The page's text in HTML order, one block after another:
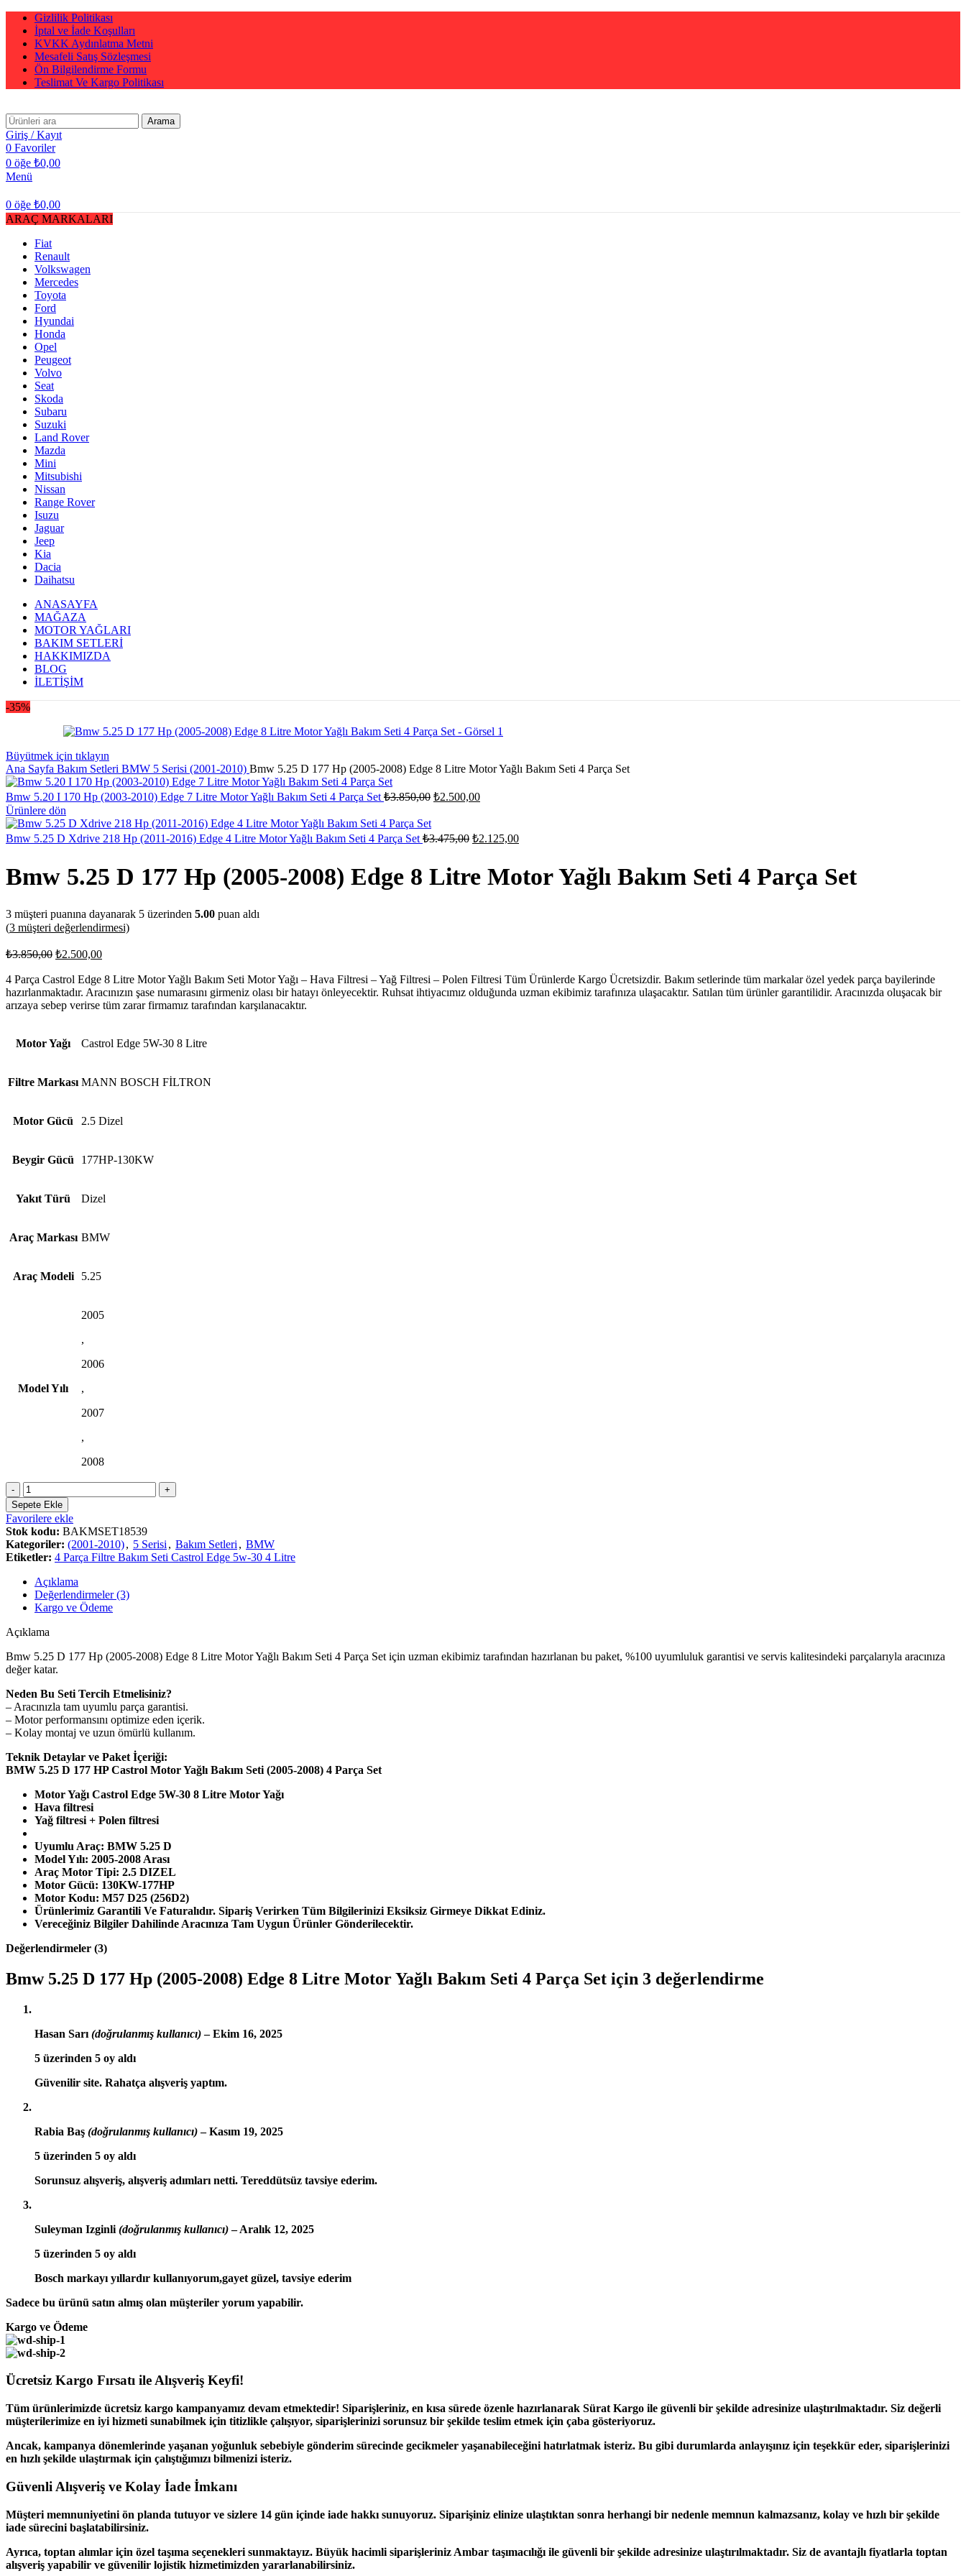
Gizlilik Politikası
İptal ve İade Koşulları
KVKK Aydınlatma Metni
Mesafeli Satış Sözleşmesi
Ön Bilgilendirme Formu
Teslimat Ve Kargo Politikası
Arama
Giriş / Kayıt
0 Favoriler
0 öğe ₺0,00
Menü
0 öğe ₺0,00
ARAÇ MARKALARI
Fiat
Renault
Volkswagen
Mercedes
Toyota
Ford
Hyundai
Honda
Opel
Peugeot
Volvo
Seat
Skoda
Subaru
Suzuki
Land Rover
Mazda
Mini
Mitsubishi
Nissan
Range Rover
Isuzu
Jaguar
Jeep
Kia
Dacia
Daihatsu
ANASAYFA
MAĞAZA
MOTOR YAĞLARI
BAKIM SETLERİ
HAKKIMIZDA
BLOG
İLETİŞİM
-35%
Büyütmek için tıklayın
Ana Sayfa Bakım Setleri BMW 5 Serisi (2001-2010) Bmw 5.25 D 177 Hp (2005-2008) Edge 8 Litre Motor Yağlı Bakım Seti 4 Parça Set
Bmw 5.20 I 170 Hp (2003-2010) Edge 7 Litre Motor Yağlı Bakım Seti 4 Parça Set ₺3.850,00 ₺2.500,00
Ürünlere dön
Bmw 5.25 D Xdrive 218 Hp (2011-2016) Edge 4 Litre Motor Yağlı Bakım Seti 4 Parça Set ₺3.475,00 ₺2.125,00
Bmw 5.25 D 177 Hp (2005-2008) Edge 8 Litre Motor Yağlı Bakım Seti 4 Parça Set
3 müşteri puanına dayanarak 5 üzerinden 5.00 puan aldı
(3 müşteri değerlendirmesi)
₺3.850,00 ₺2.500,00
4 Parça Castrol Edge 8 Litre Motor Yağlı Bakım Seti Motor Yağı – Hava Filtresi – Yağ Filtresi – Polen Filtresi Tüm Ürünlerde Kargo Ücretsizdir. Bakım setlerinde tüm markalar özel yedek parça bayilerinde
hazırlanmaktadır. Aracınızın şase numarasını girmeniz olası bir hatayı önleyecektir. Ruhsat ihtiyacımız olduğunda uzman ekibimiz tarafınıza ulaşacaktır. Satılan tüm ürünler garantilidir. Aracınızda oluşacak bir
arızaya sebep verirse tüm zarar firmamız tarafından karşılanacaktır.
Motor Yağı Castrol Edge 5W-30 8 Litre
Filtre Markası MANN BOSCH FİLTRON
Motor Gücü 2.5 Dizel
Beygir Gücü 177HP-130KW
Yakıt Türü Dizel
Araç Markası BMW
Araç Modeli 5.25
Model Yılı
2005
,
2006
,
2007
,
2008
Sepete Ekle
Favorilere ekle
Stok kodu: BAKMSET18539
Kategoriler: (2001-2010), 5 Serisi , Bakım Setleri , BMW
Etiketler: 4 Parça Filtre Bakım Seti Castrol Edge 5w-30 4 Litre
Açıklama
Değerlendirmeler (3)
Kargo ve Ödeme
Açıklama
Bmw 5.25 D 177 Hp (2005-2008) Edge 8 Litre Motor Yağlı Bakım Seti 4 Parça Set için uzman ekibimiz tarafından hazırlanan bu paket, %100 uyumluluk garantisi ve servis kalitesindeki parçalarıyla aracınıza
değer katar.
Neden Bu Seti Tercih Etmelisiniz?
– Aracınızla tam uyumlu parça garantisi.
– Motor performansını optimize eden içerik.
– Kolay montaj ve uzun ömürlü kullanım.
Teknik Detaylar ve Paket İçeriği:
BMW 5.25 D 177 HP Castrol Motor Yağlı Bakım Seti (2005-2008) 4 Parça Set
Motor Yağı Castrol Edge 5W-30 8 Litre Motor Yağı
Hava filtresi
Yağ filtresi + Polen filtresi
Uyumlu Araç: BMW 5.25 D
Model Yılı: 2005-2008 Arası
Araç Motor Tipi: 2.5 DIZEL
Motor Gücü: 130KW-177HP
Motor Kodu: M57 D25 (256D2)
Ürünlerimiz Garantili Ve Faturalıdır. Sipariş Verirken Tüm Bilgilerinizi Eksiksiz Girmeye Dikkat Ediniz.
Vereceğiniz Bilgiler Dahilinde Aracınıza Tam Uygun Ürünler Gönderilecektir.
Değerlendirmeler (3)
Bmw 5.25 D 177 Hp (2005-2008) Edge 8 Litre Motor Yağlı Bakım Seti 4 Parça Set için 3 değerlendirme
Hasan Sarı (doğrulanmış kullanıcı) – Ekim 16, 2025
5 üzerinden 5 oy aldı
Güvenilir site. Rahatça alışveriş yaptım.
Rabia Baş (doğrulanmış kullanıcı) – Kasım 19, 2025
5 üzerinden 5 oy aldı
Sorunsuz alışveriş, alışveriş adımları netti. Tereddütsüz tavsiye ederim.
Suleyman Izginli (doğrulanmış kullanıcı) – Aralık 12, 2025
5 üzerinden 5 oy aldı
Bosch markayı yıllardır kullanıyorum,gayet güzel, tavsiye ederim
Sadece bu ürünü satın almış olan müşteriler yorum yapabilir.
Kargo ve Ödeme
Ücretsiz Kargo Fırsatı ile Alışveriş Keyfi!
Tüm ürünlerimizde ücretsiz kargo kampanyamız devam etmektedir! Siparişleriniz, en kısa sürede özenle hazırlanarak Sürat Kargo ile güvenli bir şekilde adresinize ulaştırılmaktadır. Siz değerli
müşterilerimize en iyi hizmeti sunabilmek için titizlikle çalışıyor, siparişlerinizi sorunsuz bir şekilde teslim etmek için çaba gösteriyoruz.
Ancak, kampanya dönemlerinde yaşanan yoğunluk sebebiyle gönderim sürecinde gecikmeler yaşanabileceğini hatırlatmak isteriz. Bu gibi durumlarda anlayışınız için teşekkür eder, siparişlerinizi
en hızlı şekilde ulaştırmak için çalıştığımızı bilmenizi isteriz.
Güvenli Alışveriş ve Kolay İade İmkanı
Müşteri memnuniyetini ön planda tutuyor ve sizlere 14 gün içinde iade hakkı sunuyoruz. Siparişiniz elinize ulaştıktan sonra herhangi bir nedenle memnun kalmazsanız, kolay ve hızlı bir şekilde
iade sürecini başlatabilirsiniz.
Ayrıca, toptan alımlar için özel taşıma seçenekleri sunmaktayız. Büyük hacimli siparişleriniz Ambar taşımacılığı ile güvenli bir şekilde adresinize ulaştırılmaktadır. Siz de avantajlı fiyatlarla toptan
alışveriş yapabilir ve güvenilir lojistik hizmetimizden yararlanabilirsiniz.